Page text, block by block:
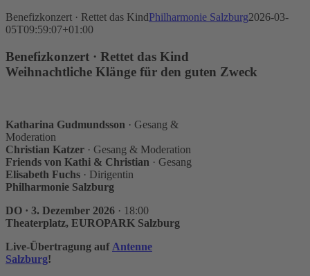
Benefizkonzert · Rettet das KindPhilharmonie Salzburg2026-03-
05T09:59:07+01:00
Benefizkonzert · Rettet das Kind
Weihnachtliche Klänge für den guten Zweck
Katharina Gudmundsson · Gesang &
Moderation
Christian Katzer · Gesang & Moderation
Friends von Kathi & Christian · Gesang
Elisabeth Fuchs · Dirigentin
Philharmonie Salzburg
DO · 3. Dezember 2026 · 18:00
Theaterplatz, EUROPARK Salzburg
Live-Übertragung aufAntenne
Salzburg!